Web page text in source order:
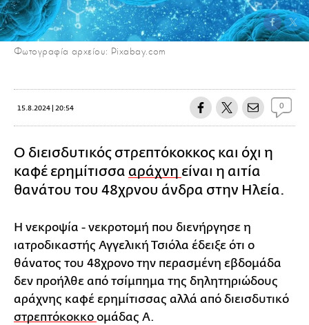
Φωτογραφία αρχείου: Pixabay.com
15.8.2024 | 20:54 0
Ο διεισδυτικός στρεπτόκοκκος και όχι η
καφέ ερημίτισσα αράχνη είναι η αιτία
θανάτου του 48χρνου άνδρα στην Ηλεία.
Η νεκροψία - νεκροτομή που διενήργησε η
ιατροδικαστής Αγγελική Τσιόλα έδειξε ότι ο
θάνατος του 48χρονο την περασμένη εβδομάδα
δεν προήλθε από τσίμπημα της δηλητηριώδους
αράχνης καφέ ερημίτισσας αλλά από διεισδυτικό
στρεπτόκοκκο ομάδας Α.